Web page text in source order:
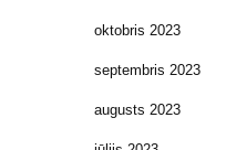
oktobris 2023
septembris 2023
augusts 2023